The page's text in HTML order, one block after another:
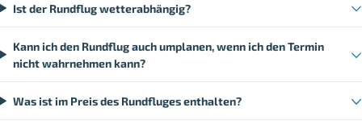
Ist der Rundflug wetterabhängig?
Kann ich den Rundflug auch umplanen, wenn ich den Termin
nicht wahrnehmen kann?
Was ist im Preis des Rundfluges enthalten?